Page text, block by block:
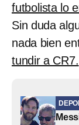
futbolista lo
Sin duda
nada bien
tundir a CR7.